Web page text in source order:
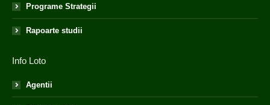
Programe Strategii
Rapoarte studii
Info Loto
Agentii